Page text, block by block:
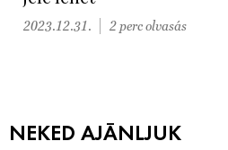
2023.12.31. 2 perc olvasás
NEKED AJÁNLJUK